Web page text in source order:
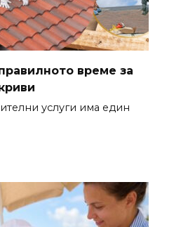
време за
услуги има един